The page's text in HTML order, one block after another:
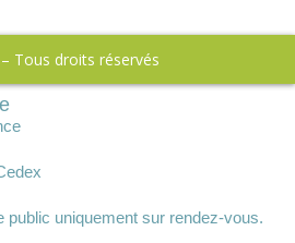
Tous droits réservés
public uniquement sur rendez-vous.